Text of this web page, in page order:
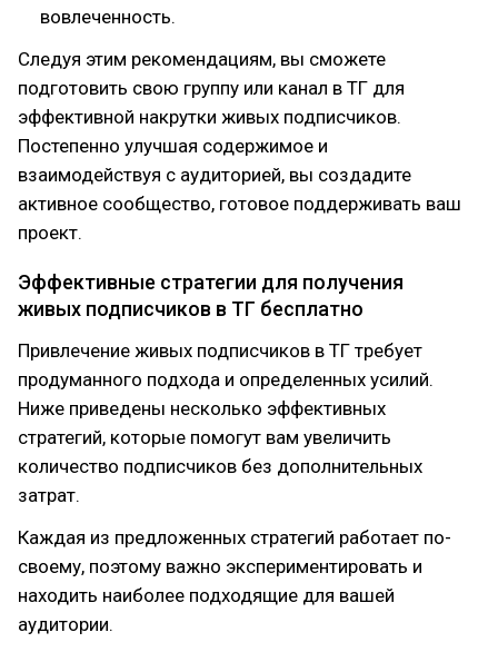
вовлеченность.
Следуя этим рекомендациям, вы сможете
подготовить свою группу или канал в ТГ для
эффективной накрутки живых подписчиков.
Постепенно улучшая содержимое и
взаимодействуя с аудиторией, вы создадите
активное сообщество, готовое поддерживать ваш
проект.
Эффективные стратегии для получения
живых подписчиков в ТГ бесплатно
Привлечение живых подписчиков в ТГ требует
продуманного подхода и определенных усилий.
Ниже приведены несколько эффективных
стратегий, которые помогут вам увеличить
количество подписчиков без дополнительных
затрат.
Каждая из предложенных стратегий работает по-
своему, поэтому важно экспериментировать и
находить наиболее подходящие для вашей
аудитории.